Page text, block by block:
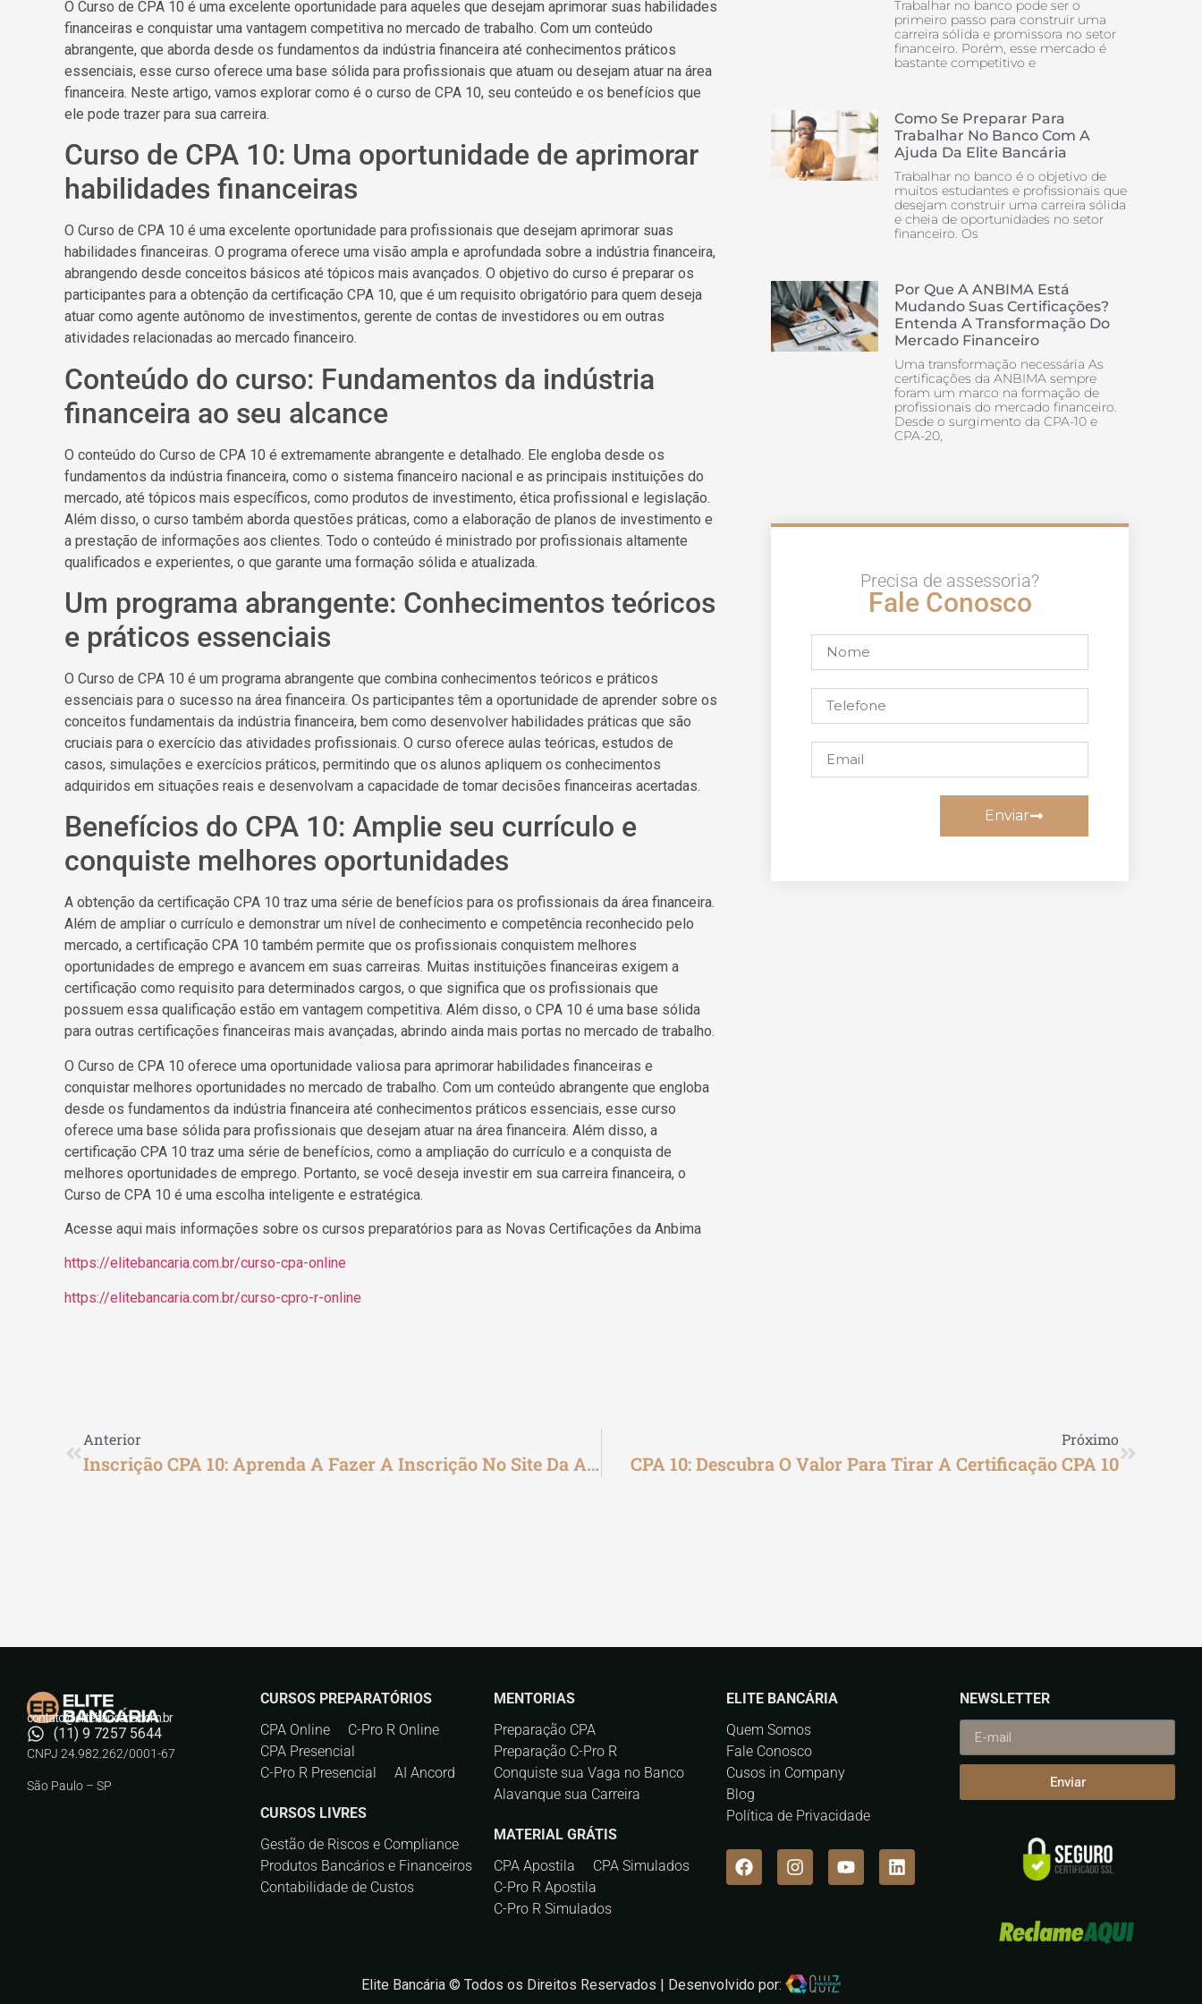
O Curso de CPA 10 é uma excelente oportunidade para aqueles que desejam aprimorar suas habilidades
financeiras e conquistar uma vantagem competitiva no mercado de trabalho. Com um conteúdo
abrangente, que aborda desde os fundamentos da indústria financeira até conhecimentos práticos
essenciais, esse curso oferece uma base sólida para profissionais que atuam ou desejam atuar na área
financeira. Neste artigo, vamos explorar como é o curso de CPA 10, seu conteúdo e os benefícios que
ele pode trazer para sua carreira.
Curso de CPA 10: Uma oportunidade de aprimorar
habilidades financeiras
O Curso de CPA 10 é uma excelente oportunidade para profissionais que desejam aprimorar suas
habilidades financeiras. O programa oferece uma visão ampla e aprofundada sobre a indústria financeira,
abrangendo desde conceitos básicos até tópicos mais avançados. O objetivo do curso é preparar os
participantes para a obtenção da certificação CPA 10, que é um requisito obrigatório para quem deseja
atuar como agente autônomo de investimentos, gerente de contas de investidores ou em outras
atividades relacionadas ao mercado financeiro.
Conteúdo do curso: Fundamentos da indústria
financeira ao seu alcance
O conteúdo do Curso de CPA 10 é extremamente abrangente e detalhado. Ele engloba desde os
fundamentos da indústria financeira, como o sistema financeiro nacional e as principais instituições do
mercado, até tópicos mais específicos, como produtos de investimento, ética profissional e legislação.
Além disso, o curso também aborda questões práticas, como a elaboração de planos de investimento e
a prestação de informações aos clientes. Todo o conteúdo é ministrado por profissionais altamente
qualificados e experientes, o que garante uma formação sólida e atualizada.
Um programa abrangente: Conhecimentos teóricos
e práticos essenciais
O Curso de CPA 10 é um programa abrangente que combina conhecimentos teóricos e práticos
essenciais para o sucesso na área financeira. Os participantes têm a oportunidade de aprender sobre os
conceitos fundamentais da indústria financeira, bem como desenvolver habilidades práticas que são
cruciais para o exercício das atividades profissionais. O curso oferece aulas teóricas, estudos de
casos, simulações e exercícios práticos, permitindo que os alunos apliquem os conhecimentos
adquiridos em situações reais e desenvolvam a capacidade de tomar decisões financeiras acertadas.
Benefícios do CPA 10: Amplie seu currículo e
conquiste melhores oportunidades
A obtenção da certificação CPA 10 traz uma série de benefícios para os profissionais da área financeira.
Além de ampliar o currículo e demonstrar um nível de conhecimento e competência reconhecido pelo
mercado, a certificação CPA 10 também permite que os profissionais conquistem melhores
oportunidades de emprego e avancem em suas carreiras. Muitas instituições financeiras exigem a
certificação como requisito para determinados cargos, o que significa que os profissionais que
possuem essa qualificação estão em vantagem competitiva. Além disso, o CPA 10 é uma base sólida
para outras certificações financeiras mais avançadas, abrindo ainda mais portas no mercado de trabalho.
O Curso de CPA 10 oferece uma oportunidade valiosa para aprimorar habilidades financeiras e
conquistar melhores oportunidades no mercado de trabalho. Com um conteúdo abrangente que engloba
desde os fundamentos da indústria financeira até conhecimentos práticos essenciais, esse curso
oferece uma base sólida para profissionais que desejam atuar na área financeira. Além disso, a
certificação CPA 10 traz uma série de benefícios, como a ampliação do currículo e a conquista de
melhores oportunidades de emprego. Portanto, se você deseja investir em sua carreira financeira, o
Curso de CPA 10 é uma escolha inteligente e estratégica.
Acesse aqui mais informações sobre os cursos preparatórios para as Novas Certificações da Anbima
https://elitebancaria.com.br/curso-cpa-online
https://elitebancaria.com.br/curso-cpro-r-online
Trabalhar no banco pode ser o
primeiro passo para construir uma
carreira sólida e promissora no setor
financeiro. Porém, esse mercado é
bastante competitivo e
Como Se Preparar Para
Trabalhar No Banco Com A
Ajuda Da Elite Bancária
Trabalhar no banco é o objetivo de
muitos estudantes e profissionais que
desejam construir uma carreira sólida
e cheia de oportunidades no setor
financeiro. Os
Por Que A ANBIMA Está
Mudando Suas Certificações?
Entenda A Transformação Do
Mercado Financeiro
Uma transformação necessária As
certificações da ANBIMA sempre
foram um marco na formação de
profissionais do mercado financeiro.
Desde o surgimento da CPA-10 e
CPA-20,
Precisa de assessoria?
Fale Conosco
Enviar
Anterior
Inscrição CPA 10: Aprenda A Fazer A Inscrição No Site Da Anbima Para A Certifciação CPA 10
Próximo
CPA 10: Descubra O Valor Para Tirar A Certificação CPA 10
(11) 9 7257 5644
contato@elitebancaria.com.br
CNPJ 24.982.262/0001-67
São Paulo – SP
CURSOS PREPARATÓRIOS
CPA Online
C-Pro R Online
CPA Presencial
C-Pro R Presencial
AI Ancord
CURSOS LIVRES
Gestão de Riscos e Compliance
Produtos Bancários e Financeiros
Contabilidade de Custos
MENTORIAS
Preparação CPA
Preparação C-Pro R
Conquiste sua Vaga no Banco
Alavanque sua Carreira
MATERIAL GRÁTIS
CPA Apostila
CPA Simulados
C-Pro R Apostila
C-Pro R Simulados
ELITE BANCÁRIA
Quem Somos
Fale Conosco
Cusos in Company
Blog
Política de Privacidade
NEWSLETTER
Enviar
Elite Bancária © Todos os Direitos Reservados | Desenvolvido por: